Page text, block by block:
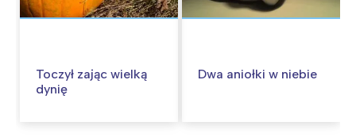
Toczył zając wielką
dynię
Dwa aniołki w niebie